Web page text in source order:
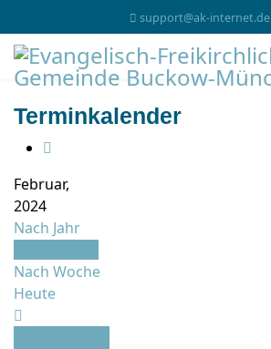
support@ak-internet.de
Terminkalender
Februar,
2024
Nach Jahr
Nach Woche
Heute